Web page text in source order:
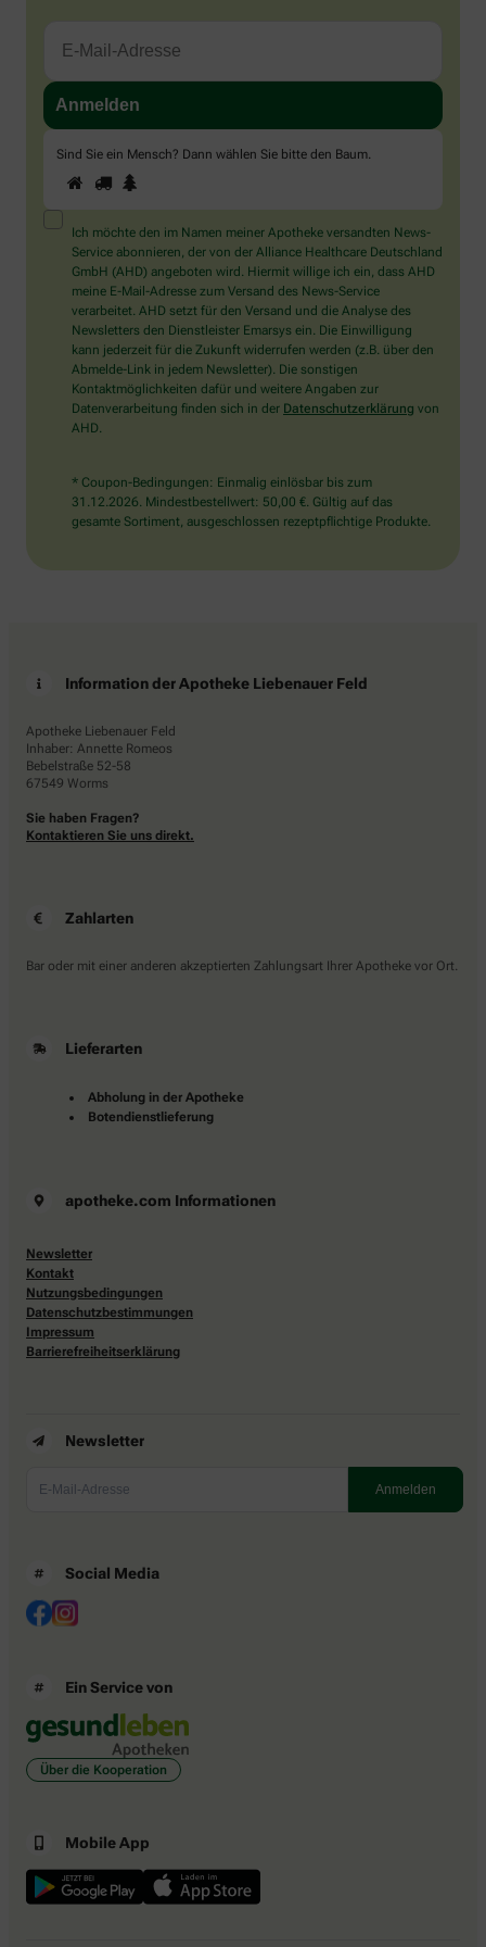
Sind Sie ein Mensch? Dann wählen Sie bitte den Baum.
Sind
Sie
ein
Mensch?
Dann
wählen
Sie
bitte
den
Baum.
1 2
Ich möchte den im Namen meiner Apotheke versandten News-
Service abonnieren, der von der Alliance Healthcare Deutschland
GmbH (AHD) angeboten wird. Hiermit willige ich ein, dass AHD
meine E-Mail-Adresse zum Versand des News-Service
verarbeitet. AHD setzt für den Versand und die Analyse des
Newsletters den Dienstleister Emarsys ein. Die Einwilligung
kann jederzeit für die Zukunft widerrufen werden (z.B. über den
Abmelde-Link in jedem Newsletter). Die sonstigen
Kontaktmöglichkeiten dafür und weitere Angaben zur
Datenverarbeitung finden sich in der Datenschutzerklärung von
AHD.
* Coupon-Bedingungen: Einmalig einlösbar bis zum
31.12.2026. Mindestbestellwert: 50,00 €. Gültig auf das
gesamte Sortiment, ausgeschlossen rezeptpflichtige Produkte.
Information der Apotheke Liebenauer Feld
Apotheke Liebenauer Feld
Inhaber: Annette Romeos
Bebelstraße 52-58
67549 Worms
Sie haben Fragen?
Kontaktieren Sie uns direkt.
Zahlarten
Bar oder mit einer anderen akzeptierten Zahlungsart Ihrer Apotheke vor Ort.
Lieferarten
Abholung in der Apotheke
Botendienstlieferung
apotheke.com Informationen
Newsletter
Kontakt
Nutzungsbedingungen
Datenschutzbestimmungen
Impressum
Barrierefreiheitserklärung
Newsletter
Social Media
Ein Service von
Über die Kooperation
Mobile App